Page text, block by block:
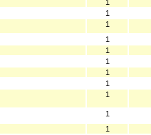
1
1
1
1
1
1
1
1
1
1
1